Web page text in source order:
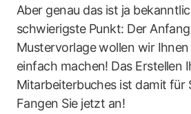
Aber genau das ist ja
schwierigste Punkt: Der
Mustervorlage wollen wir
einfach machen! Das Erstellen
Mitarbeiterbuches ist damit für
Fangen Sie jetzt an!